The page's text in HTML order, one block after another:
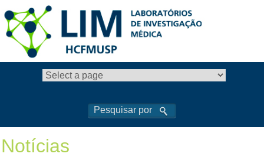
Notícias